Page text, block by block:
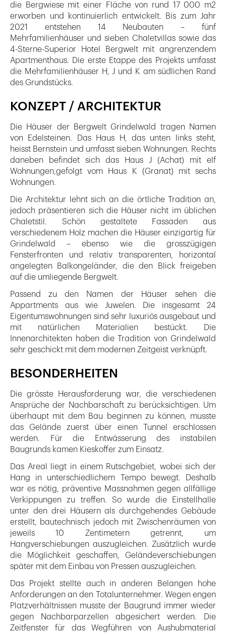
die Bergwiese mit einer Fläche von rund 17 000 m2
erworben und kontinuierlich entwickelt. Bis zum Jahr
2021 entstehen 14 Neubauten – fünf
Mehrfamilienhäuser und sieben Chaletvillas sowie das
4-Sterne-Superior Hotel Bergwelt mit angrenzendem
Apartmenthaus. Die erste Etappe des Projekts umfasst
die Mehrfamilienhäuser H, J und K am südlichen Rand
des Grundstücks.
KONZEPT / ARCHITEKTUR
Die Häuser der Bergwelt Grindelwald tragen Namen
von Edelsteinen. Das Haus H, das unten links steht,
heisst Bernstein und umfasst sieben Wohnungen. Rechts
daneben befindet sich das Haus J (Achat) mit elf
Wohnungen,gefolgt vom Haus K (Granat) mit sechs
Wohnungen.
Die Architektur lehnt sich an die örtliche Tradition an,
jedoch präsentieren sich die Häuser nicht im üblichen
Chaletstil. Schön gestaltete Fassaden aus
verschiedenem Holz machen die Häuser einzigartig für
Grindelwald – ebenso wie die grosszügigen
Fensterfronten und relativ transparenten, horizontal
angelegten Balkongeländer, die den Blick freigeben
auf die umliegende Bergwelt.
Passend zu den Namen der Häuser sehen die
Appartments aus wie Juwelen. Die insgesamt 24
Eigentumswohnungen sind sehr luxuriös ausgebaut und
mit natürlichen Materialien bestückt. Die
Innenarchitekten haben die Tradition von Grindelwald
sehr geschickt mit dem modernen Zeitgeist verknüpft.
BESONDERHEITEN
Die grösste Herausforderung war, die verschiedenen
Ansprüche der Nachbarschaft zu berücksichtigen. Um
überhaupt mit dem Bau beginnen zu können, musste
das Gelände zuerst über einen Tunnel erschlossen
werden. Für die Entwässerung des instabilen
Baugrunds kamen Kieskoffer zum Einsatz.
Das Areal liegt in einem Rutschgebiet, wobei sich der
Hang in unterschiedlichem Tempo bewegt. Deshalb
war es nötig, präventive Massnahmen gegen allfällige
Verkippungen zu treffen. So wurde die Einstellhalle
unter den drei Häusern als durchgehendes Gebäude
erstellt, bautechnisch jedoch mit Zwischenräumen von
jeweils 10 Zentimetern getrennt, um
Hangverschiebungen auszugleichen. Zusätzlich wurde
die Möglichkeit geschaffen, Geländeverschiebungen
später mit dem Einbau von Pressen auszugleichen.
Das Projekt stellte auch in anderen Belangen hohe
Anforderungen an den Totalunternehmer. Wegen engen
Platzverhältnissen musste der Baugrund immer wieder
gegen Nachbarparzellen abgesichert werden. Die
Zeitfenster für das Wegführen von Aushubmaterial